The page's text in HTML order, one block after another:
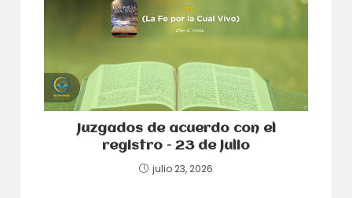
Juzgados de acuerdo con el
registro – 23 de julio
julio 23, 2026